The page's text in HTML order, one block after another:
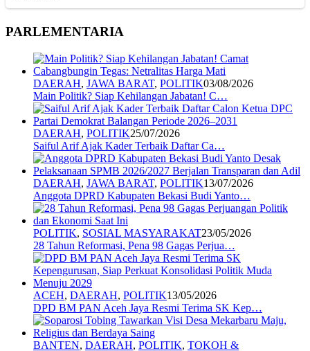
PARLEMENTARIA
DAERAH, JAWA BARAT, POLITIK03/08/2026
Main Politik? Siap Kehilangan Jabatan! C…
DAERAH, POLITIK25/07/2026
Saiful Arif Ajak Kader Terbaik Daftar Ca…
DAERAH, JAWA BARAT, POLITIK13/07/2026
Anggota DPRD Kabupaten Bekasi Budi Yanto…
POLITIK, SOSIAL MASYARAKAT23/05/2026
28 Tahun Reformasi, Pena 98 Gagas Perjua…
ACEH, DAERAH, POLITIK13/05/2026
DPD BM PAN Aceh Jaya Resmi Terima SK Kep…
BANTEN, DAERAH, POLITIK, TOKOH &